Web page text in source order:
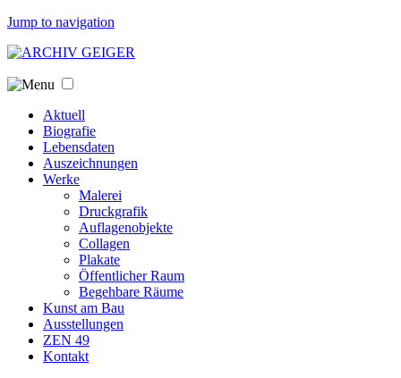
Jump to navigation
Aktuell
Biografie
Lebensdaten
Auszeichnungen
Werke
Malerei
Druckgrafik
Auflagenobjekte
Collagen
Plakate
Öffentlicher Raum
Begehbare Räume
Kunst am Bau
Ausstellungen
ZEN 49
Kontakt